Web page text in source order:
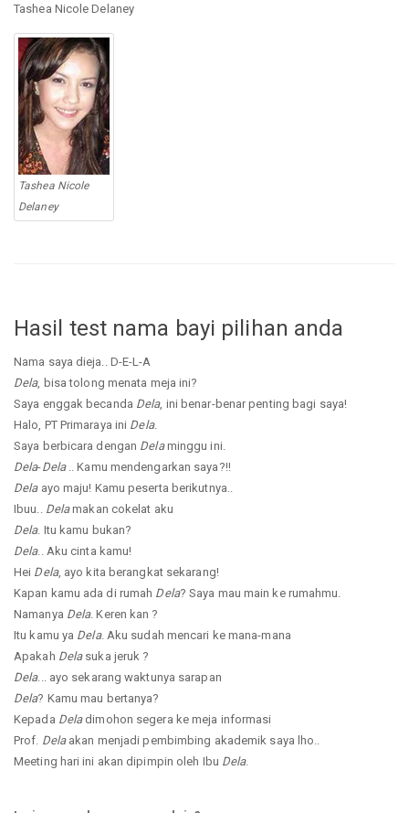
Tashea Nicole Delaney
Tashea Nicole
Delaney
Hasil test nama bayi pilihan anda
Nama saya dieja.. D-E-L-A
Dela, bisa tolong menata meja ini?
Saya enggak becanda Dela, ini benar-benar penting bagi saya!
Halo, PT Primaraya ini Dela.
Saya berbicara dengan Delaminggu ini.
Dela-Dela.. Kamu mendengarkan saya?!!
Delaayo maju! Kamu peserta berikutnya..
Ibuu.. Delamakan cokelat aku
Dela. Itu kamu bukan?
Dela.. Aku cinta kamu!
Hei Dela, ayo kita berangkat sekarang!
Kapan kamu ada di rumah Dela? Saya mau main ke rumahmu.
Namanya Dela. Keren kan ?
Itu kamu ya Dela. Aku sudah mencari ke mana-mana
Apakah Delasuka jeruk ?
Dela... ayo sekarang waktunya sarapan
Dela? Kamu mau bertanya?
Kepada Deladimohon segera ke meja informasi
Prof. Delaakan menjadi pembimbing akademik saya lho..
Meeting hari ini akan dipimpin oleh Ibu Dela.